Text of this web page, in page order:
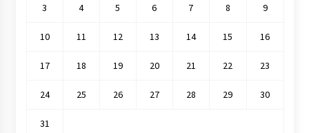
3 4 5 6 7 8 9
10 11 12 13 14 15 16
17 18 19 20 21 22 23
24 25 26 27 28 29 30
31